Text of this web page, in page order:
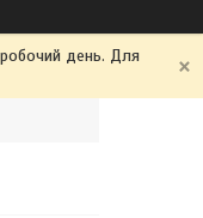
день. Для